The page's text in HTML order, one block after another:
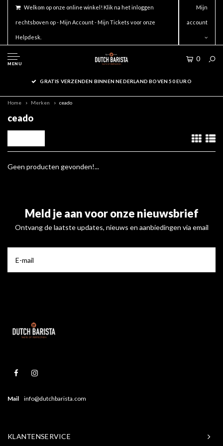
Welkom op onze online winkel! Klik na het inloggen
rechtsboven op - Mijn Account - Mijn Tickets voor onze
Helpdesk.
Mijn
account
MENU
0
GRATIS VERZENDEN BINNEN NEDERLAND BOVEN 50 EURO
Home Merken ceado
ceado
Geen producten gevonden!...
Meld je aan voor onze nieuwsbrief
Ontvang de laatste updates, nieuws en aanbiedingen via email
Mail info@dutchbarista.com
KLANTENSERVICE